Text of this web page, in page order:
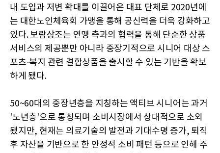
내 도입과 저변 확대를 이끌어온 대표 단체로 2020년에
는 대한노인체육회 가맹을 통해 공신력을 더욱 강화하고
있다. 보람상조는 연맹 측과의 협력을 통해 단순한 상품
서비스의 제공뿐만 아니라 중장기적으로 시니어 대상 스
포츠·복지 관련 결합상품을 출시할 수 있는 기반을 확보
하게 됐다.
50~60대의 중장년층을 지칭하는 액티브 시니어는 과거
'노년층'으로 통칭되며 소비시장에서 상대적으로 소외
됐지만, 현재는 의료기술의 발전과 기대수명 증가, 퇴직
후 자산을 기반으로 한 안정적 소비 패턴 등으로 인해 주